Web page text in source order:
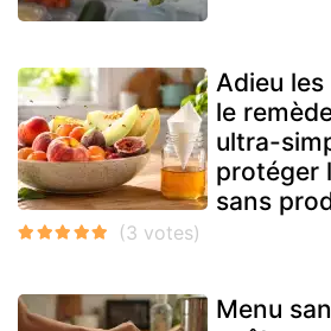
Adieu
le
ultra-
protéger
sans
Menu